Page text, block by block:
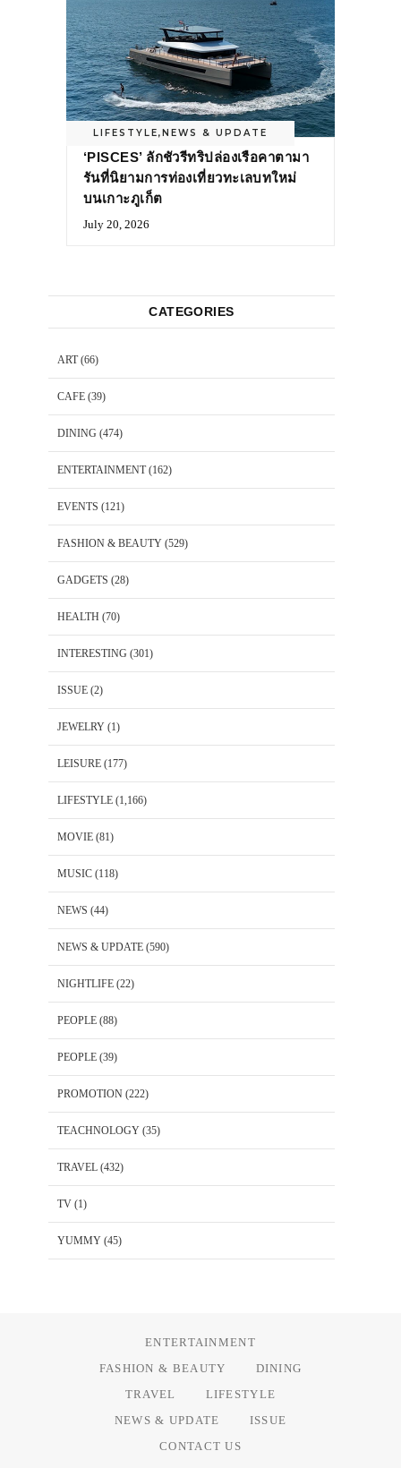
LIFESTYLE, NEWS & UPDATE
‘PISCES’ ลักชัวรีทริปล่องเรือคาตามา
รันที่นิยามการท่องเที่ยวทะเลบทใหม่
บนเกาะภูเก็ต
July 20, 2026
CATEGORIES
ART(66)
CAFE (39)
DINING (474)
ENTERTAINMENT(162)
EVENTS (121)
FASHION & BEAUTY (529)
GADGETS (28)
HEALTH (70)
INTERESTING (301)
ISSUE (2)
JEWELRY (1)
LEISURE (177)
LIFESTYLE (1,166)
MOVIE (81)
MUSIC (118)
NEWS (44)
NEWS & UPDATE (590)
NIGHTLIFE (22)
PEOPLE (88)
PEOPLE (39)
PROMOTION (222)
TEACHNOLOGY (35)
TRAVEL (432)
TV (1)
YUMMY (45)
ENTERTAINMENT
FASHION & BEAUTY
DINING
TRAVEL
LIFESTYLE
NEWS & UPDATE
ISSUE
CONTACT US